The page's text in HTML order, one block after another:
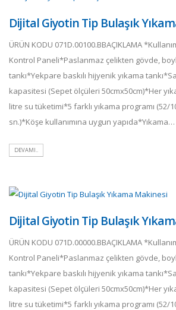
Dijital Giyotin Tip Bulaşık
ÜRÜN KODU 071D.00100.BBAÇIKLAMA
Kontrol Paneli*Paslanmaz çelikten gövde,
tankı*Yekpare baskılı hijyenik yıkama
kapasitesi (Sepet ölçüleri 50cmx50cm)*Her
litre su tüketimi*5 farklı yıkama programı (52/
sn.)*Köşe kullanımına uygun yapıda*Yıkama…
DEVAMI..
Dijital Giyotin Tip Bulaşık
ÜRÜN KODU 071D.00000.BBAÇIKLAMA
Kontrol Paneli*Paslanmaz çelikten gövde,
tankı*Yekpare baskılı hijyenik yıkama
kapasitesi (Sepet ölçüleri 50cmx50cm)*Her
litre su tüketimi*5 farklı yıkama programı (52/